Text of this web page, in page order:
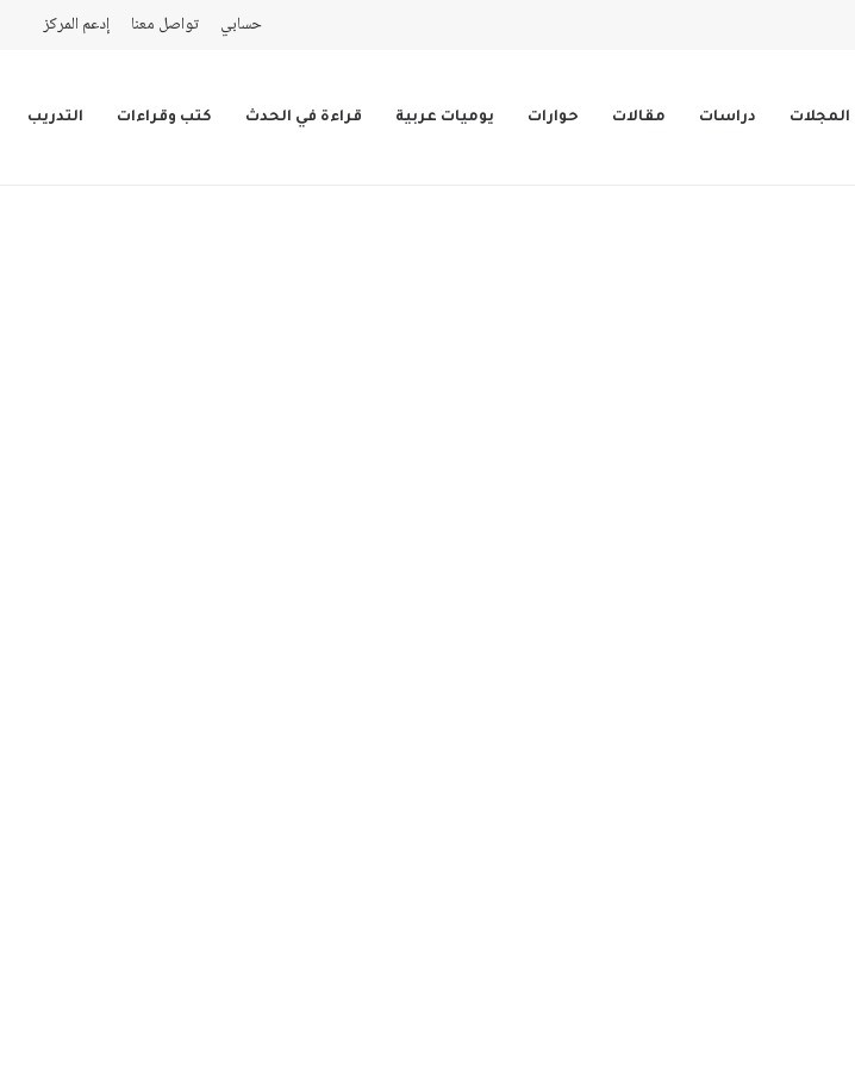
حسابي تواصل معنا إدعم المركز
المجلات دراسات مقالات حوارات يوميات عربية قراءة في الحدث كتب وقراءات التدريب